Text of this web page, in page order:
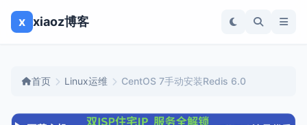
x xiaoz博客
首页 Linux运维 CentOS 7手动安装Redis 6.0